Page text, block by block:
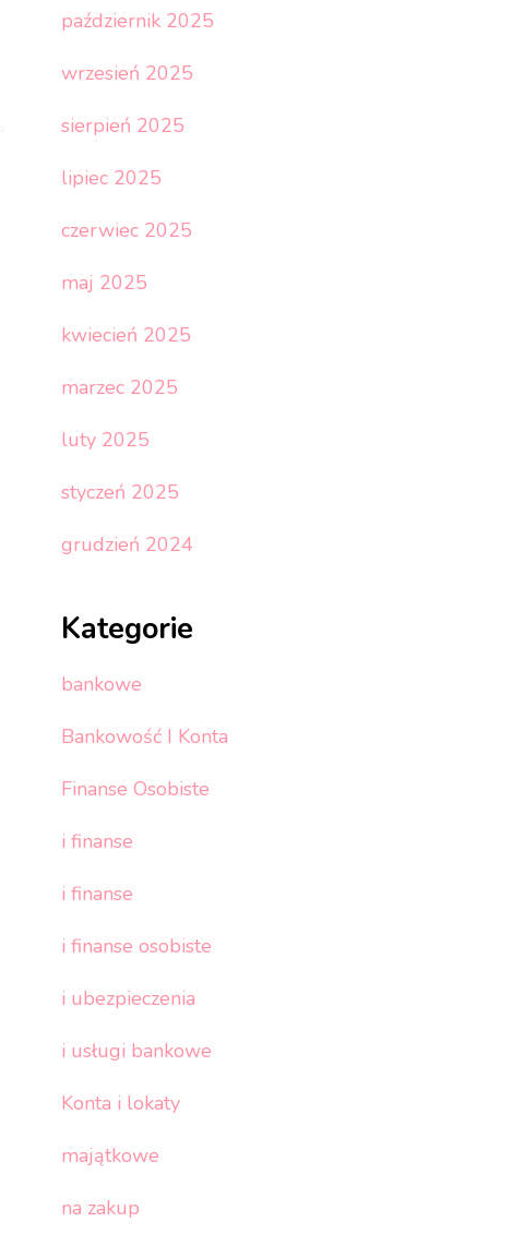
październik 2025
wrzesień 2025
sierpień 2025
lipiec 2025
czerwiec 2025
maj 2025
kwiecień 2025
marzec 2025
luty 2025
styczeń 2025
grudzień 2024
Kategorie
bankowe
Bankowość I Konta
Finanse Osobiste
i finanse
i finanse
i finanse osobiste
i ubezpieczenia
i usługi bankowe
Konta i lokaty
majątkowe
na zakup